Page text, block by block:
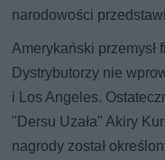
narodowości
Amerykański przemysł
Dystrybutorzy nie
i Los Angeles.
"Dersu Uzała" Akiry
nagrody został